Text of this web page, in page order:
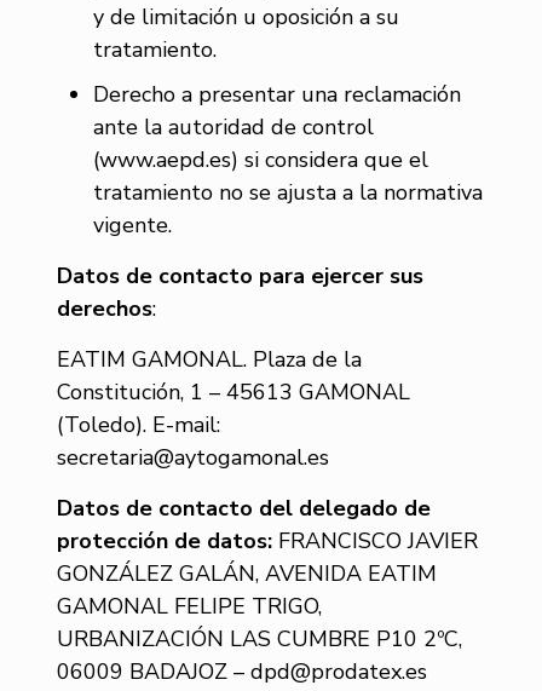
y de limitación u oposición a su
tratamiento.
Derecho a presentar una reclamación
ante la autoridad de control
(www.aepd.es) si considera que el
tratamiento no se ajusta a la normativa
vigente.
Datos de contacto para ejercer sus
derechos:
EATIM GAMONAL. Plaza de la
Constitución, 1 – 45613 GAMONAL
(Toledo). E-mail:
secretaria@aytogamonal.es
Datos de contacto del delegado de
protección de datos: FRANCISCO JAVIER
GONZÁLEZ GALÁN, AVENIDA EATIM
GAMONAL FELIPE TRIGO,
URBANIZACIÓN LAS CUMBRE P10 2ºC,
06009 BADAJOZ – dpd@prodatex.es